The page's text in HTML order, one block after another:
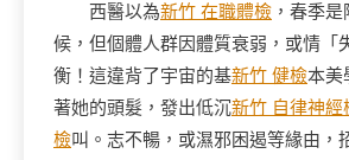
西醫以為新竹 在職體檢 ，春季
候，但個體人群因體質衰弱，或情「
衡！這違背了宇宙的基新竹 健檢本美
著她的頭髮，發出低沉新竹 自律神經
檢叫。志不暢，或濕邪困遏等緣由，